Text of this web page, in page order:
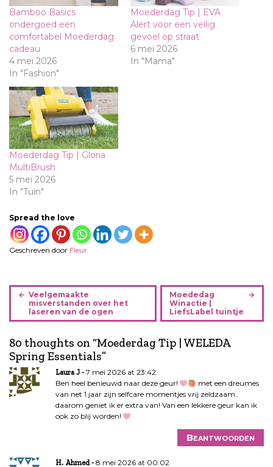
Bamboo Basics
ondergoed een
comfortabel Moederdag
cadeau
4 mei 2026
In "Fashion"
Moederdag Tip | EVA
Alert voor een veilig
gevoel op straat
6 mei 2026
In "Mama"
Moederdag Tip | Gloria
MultiBrush
5 mei 2026
In "Tuin"
Spread the love
Geschreven door Fleur
B
r
c
h
t
n
a
Veelgemaakte
misverstanden over het
laseren van de ogen
Moededag
Winactie |
LiefsLabel tuintje
80 thoughts on “Moederdag Tip | WELEDA
Spring Essentials”
Laura J
7 mei 2026 at 23:42
Ben heel benieuwd naar deze geur!
met een dreumes
van net 1 jaar zijn selfcare momentjes vrij zeldzaam..
daarom geniet ik er extra van! Van een lekkere geur kan ik
ook zo blij worden!
Beantwoorden
H. Ahmed 8 mei 2026 at 00:02